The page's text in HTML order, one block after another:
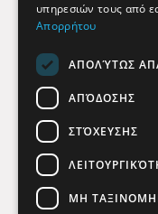
υπηρεσιών τους από
Απορρήτου
ΑΠΟΛΎΤΩΣ
ΑΠΌΔΟΣΗΣ
ΣΤΌΧΕΥΣΗΣ
ΜΗ